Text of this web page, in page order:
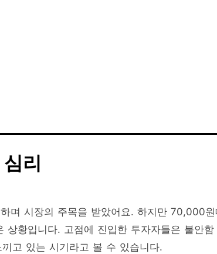
리
며 시장의 주목을 받았어요. 하지만 70,000원
황입니다. 고점에 진입한 투자자들은 불안함
고 있는 시기라고 볼 수 있습니다.